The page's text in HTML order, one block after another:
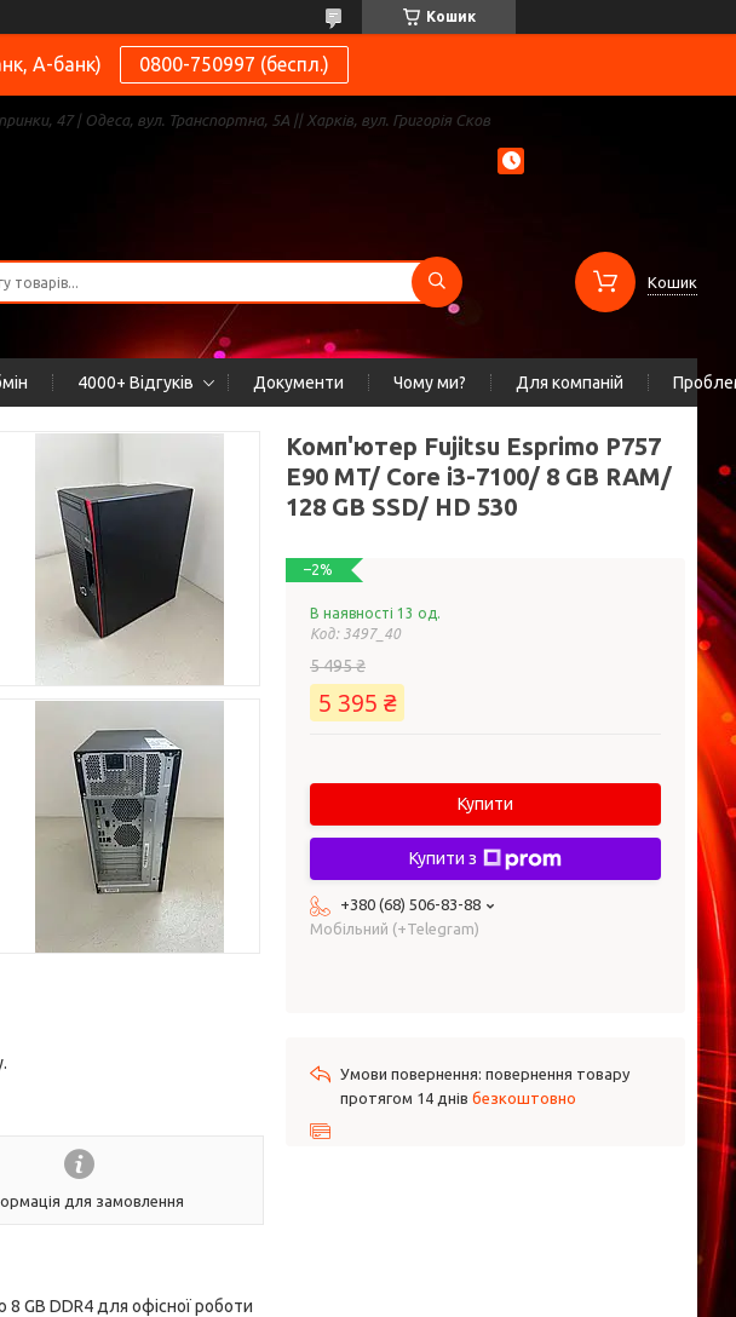
Кошик
А-банк) 0800-750997 (беспл.)
47 | Одеса, вул. Транспортна, 5А || Харків, вул. Григорія Сков
Кошик
4000+ Відгуків Документи Чому ми? Для компаній
для замовлення
GB DDR4 для офісної роботи
Комп'ютер Fujitsu Esprimo P757
E90 MT/ Core i3-7100/ 8 GB RAM/
128 GB SSD/ HD 530
–2%
В наявності 13 од.
Код: 3497_40
5 495 ₴
5 395 ₴
Купити
Купити з
+380 (68) 506-83-88
Мобільний (+Telegram)
повернення товару
протягом 14 днів безкоштовно